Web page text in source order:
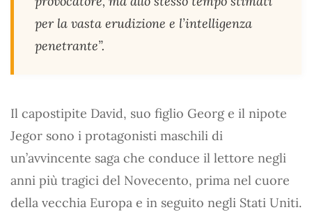
per la vasta erudizione e l’intelligenza
penetrante”.
Il capostipite David, suo figlio Georg e il nipote
Jegor sono i protagonisti maschili di
un’avvincente saga che conduce il lettore negli
anni più tragici del Novecento, prima nel cuore
della vecchia Europa e in seguito negli Stati Uniti.